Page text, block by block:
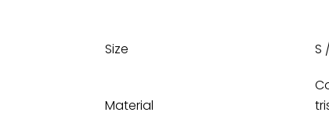
Size S
Material